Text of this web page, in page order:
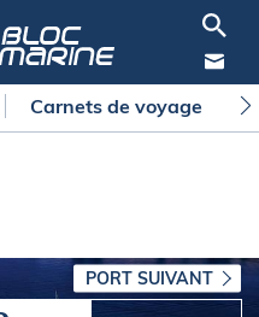
Carnets de voyage
PORT SUIVANT